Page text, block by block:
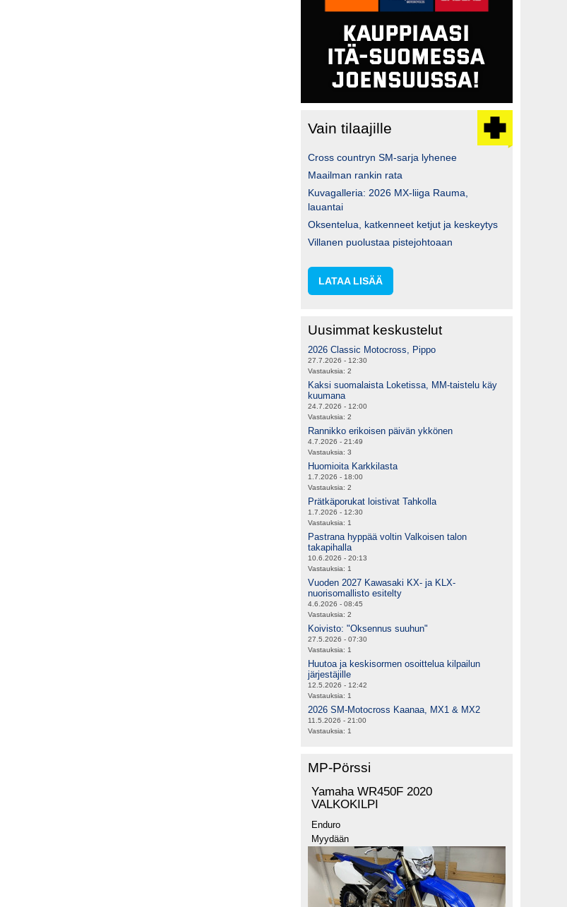
Vain tilaajille
Cross countryn SM-sarja lyhenee
Maailman rankin rata
Kuvagalleria: 2026 MX-liiga Rauma,
lauantai
Oksentelua, katkenneet ketjut ja keskeytys
Villanen puolustaa pistejohtoaan
LATAA LISÄÄ
Uusimmat keskustelut
2026 Classic Motocross, Pippo
27.7.2026 - 12:30
Vastauksia: 2
Kaksi suomalaista Loketissa, MM-taistelu käy
kuumana
24.7.2026 - 12:00
Vastauksia: 2
Rannikko erikoisen päivän ykkönen
4.7.2026 - 21:49
Vastauksia: 3
Huomioita Karkkilasta
1.7.2026 - 18:00
Vastauksia: 2
Prätkäporukat loistivat Tahkolla
1.7.2026 - 12:30
Vastauksia: 1
Pastrana hyppää voltin Valkoisen talon
takapihalla
10.6.2026 - 20:13
Vastauksia: 1
Vuoden 2027 Kawasaki KX- ja KLX-
nuorisomallisto esitelty
4.6.2026 - 08:45
Vastauksia: 2
Koivisto: "Oksennus suuhun"
27.5.2026 - 07:30
Vastauksia: 1
Huutoa ja keskisormen osoittelua kilpailun
järjestäjille
12.5.2026 - 12:42
Vastauksia: 1
2026 SM-Motocross Kaanaa, MX1 & MX2
11.5.2026 - 21:00
Vastauksia: 1
MP-Pörssi
Yamaha WR450F 2020
VALKOKILPI
Enduro
Myydään